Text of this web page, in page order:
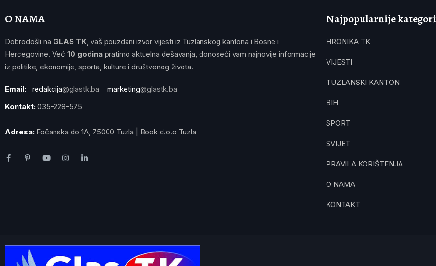
O NAMA
Dobrodošli na GLAS TK, vaš pouzdani izvor vijesti iz Tuzlanskog kantona i Bosne i
Hercegovine. Već 10 godina pratimo aktuelna dešavanja, donoseći vam najnovije informacije
iz politike, ekonomije, sporta, kulture i društvenog života.
Email: redakcija@glastk.ba marketing@glastk.ba
Kontakt: 035-228-575
Adresa: Fočanska do 1A, 75000 Tuzla | Book d.o.o Tuzla
Najpopularnije
HRONIKA TK
VIJESTI
TUZLANSKI KANTON
BIH
SPORT
SVIJET
PRAVILA KORIŠTENJA
O NAMA
KONTAKT